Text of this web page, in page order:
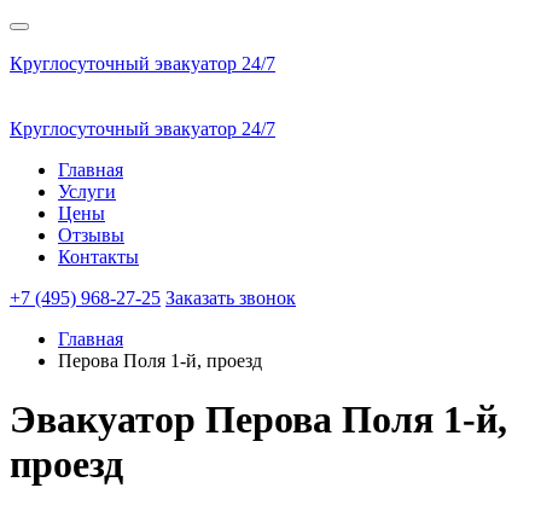
Круглосуточный эвакуатор 24/7
Круглосуточный эвакуатор 24/7
Главная
Услуги
Цены
Отзывы
Контакты
+7 (495) 968-27-25 Заказать звонок
Главная
Перова Поля 1-й, проезд
Эвакуатор Перова Поля 1-й,
проезд